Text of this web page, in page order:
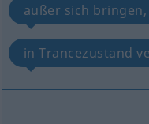
außer sich
in Trancezustand